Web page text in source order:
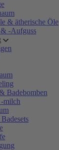
& ätherische Öle
-Aufguss
Badebomben
milch